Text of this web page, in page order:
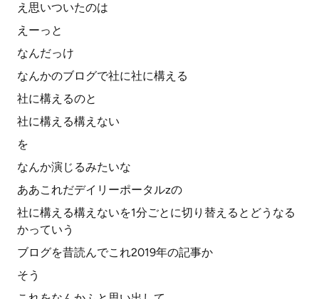
え思いついたのは
えーっと
なんだっけ
なんかのブログで社に社に構える
社に構えるのと
社に構える構えない
を
なんか演じるみたいな
ああこれだデイリーポータルzの
社に構える構えないを1分ごとに切り替えるとどうなる
かっていう
ブログを昔読んでこれ2019年の記事か
そう